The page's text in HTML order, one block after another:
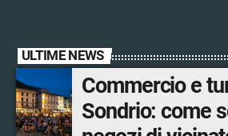
ULTIME NEWS
Commercio e
Sondrio: come